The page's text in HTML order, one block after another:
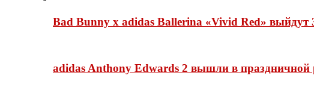
Bad Bunny x adidas Ballerina «Vivid Red» выйдут
adidas Anthony Edwards 2 вышли в праздничной